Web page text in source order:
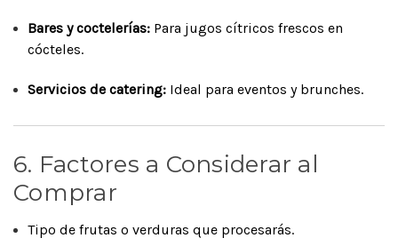
Bares y coctelerías: Para jugos cítricos frescos en
cócteles.
Servicios de catering: Ideal para eventos y brunches.
6. Factores a Considerar al
Comprar
Tipo de frutas o verduras que procesarás.